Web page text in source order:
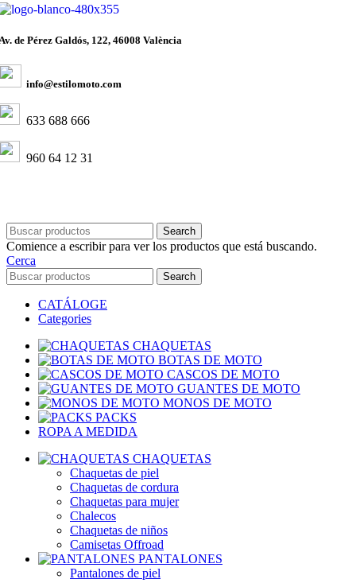
de Pérez Galdós, 122, 46008 València
info@estilomoto.com
633 688 666
960 64 12 31
Search
Comience a escribir para ver los productos que está buscando.
Cerca
Search
CATÁLOGE
Categories
CHAQUETAS
BOTAS DE MOTO
CASCOS DE MOTO
GUANTES DE MOTO
MONOS DE MOTO
PACKS
ROPA A MEDIDA
CHAQUETAS
Chaquetas de piel
Chaquetas de cordura
Chaquetas para mujer
Chalecos
Chaquetas de niños
Camisetas Offroad
PANTALONES
Pantalones de piel